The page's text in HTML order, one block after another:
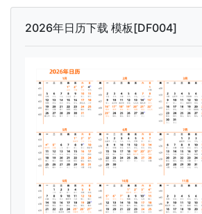
2026年日历下载 模板[DF004]